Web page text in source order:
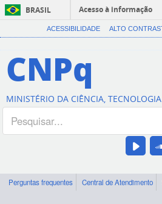
BRASIL
Acesso à informação
ACESSIBILIDADE ALTO
CNPq
MINISTÉRIO DA CIÊNCIA,
Perguntas frequentes Central de Atendimento